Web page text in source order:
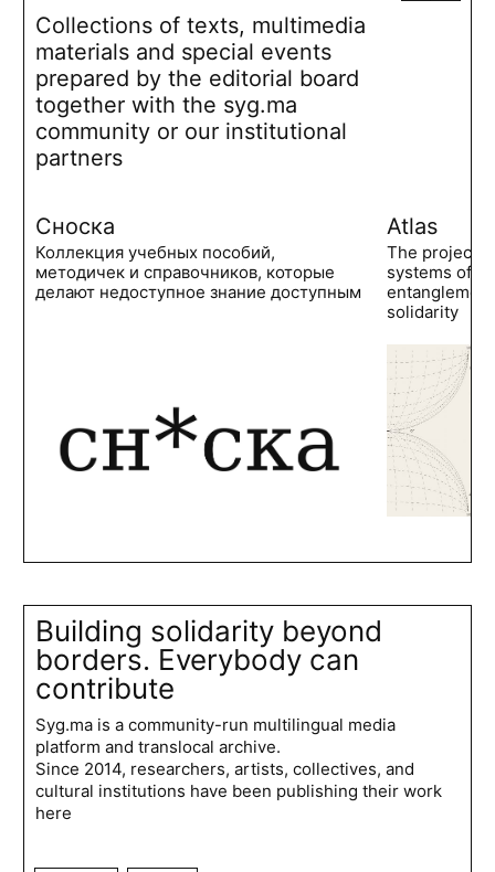
Collections of texts, multimedia
materials and special events
prepared by the editorial board
together with the syg.ma
community or our institutional
partners
Сноска
Коллекция учебных пособий,
методичек и справочников, которые
делают недоступное знание доступным
Atlas
The project
systems of
solidarity
Building solidarity beyond
borders. Everybody can
contribute
Syg.ma is a community-run multilingual media
platform and translocal archive.
Since 2014, researchers, artists, collectives, and
cultural institutions have been publishing their work
here